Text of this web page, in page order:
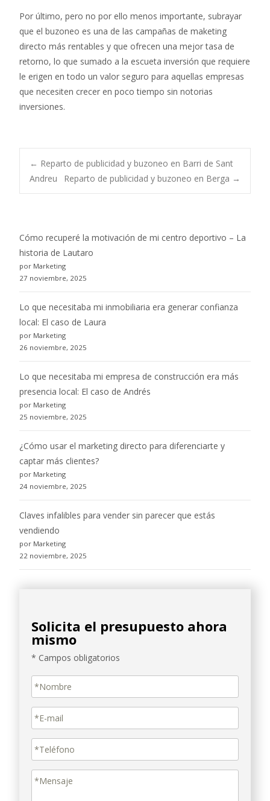
Por último, pero no por ello menos importante, subrayar
que el buzoneo es una de las campañas de maketing
directo más rentables y que ofrecen una mejor tasa de
retorno, lo que sumado a la escueta inversión que requiere
le erigen en todo un valor seguro para aquellas empresas
que necesiten crecer en poco tiempo sin notorias
inversiones.
Post
← Reparto de publicidad y buzoneo en Barri de Sant
Andreu
Reparto de publicidad y buzoneo en Berga →
Cómo recuperé la motivación de mi centro deportivo – La
historia de Lautaro
por Marketing
27 noviembre, 2025
Lo que necesitaba mi inmobiliaria era generar confianza
local: El caso de Laura
por Marketing
26 noviembre, 2025
Lo que necesitaba mi empresa de construcción era más
presencia local: El caso de Andrés
por Marketing
25 noviembre, 2025
¿Cómo usar el marketing directo para diferenciarte y
captar más clientes?
por Marketing
24 noviembre, 2025
Claves infalibles para vender sin parecer que estás
vendiendo
por Marketing
22 noviembre, 2025